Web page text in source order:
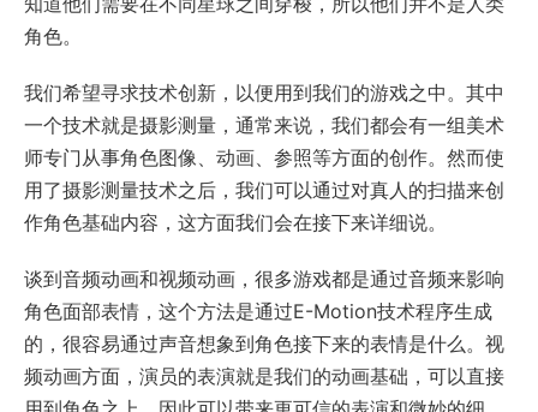
角色。
我们希望寻求技术创新，以便用到我们的游戏之中。其中
一个技术就是摄影测量，通常来说，我们都会有一组美术
师专门从事角色图像、动画、参照等方面的创作。然而使
用了摄影测量技术之后，我们可以通过对真人的扫描来创
作角色基础内容，这方面我们会在接下来详细说。
谈到音频动画和视频动画，很多游戏都是通过音频来影响
角色面部表情，这个方法是通过E-Motion技术程序生成
的，很容易通过声音想象到角色接下来的表情是什么。视
频动画方面，演员的表演就是我们的动画基础，可以直接